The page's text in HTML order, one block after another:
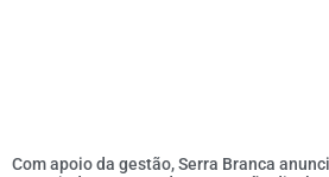
Com apoio da gestão, Serra Branca